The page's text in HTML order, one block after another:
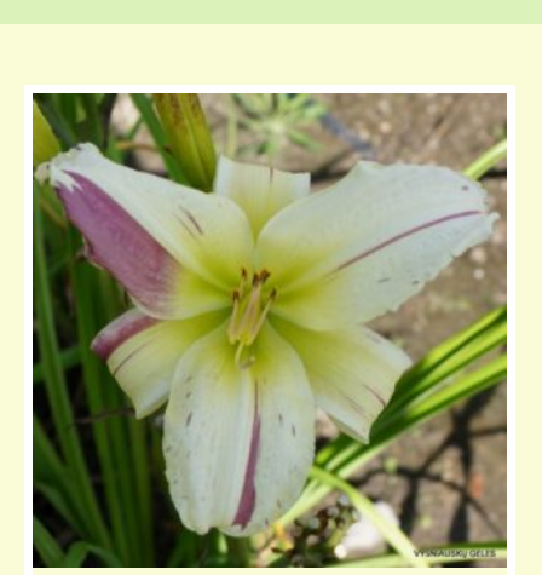
APIE MUS
MŪSŲ SODYBA
MŪSŲ AUGYNAS
KELIONIŲ GALERIJA